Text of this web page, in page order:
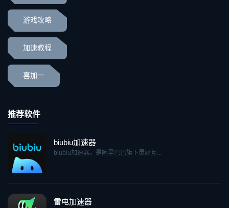
游戏攻略
加速教程
喜加一
推荐软件
biubiu加速器
biubiu加速器，是阿里巴巴旗下灵犀互...
雷电加速器